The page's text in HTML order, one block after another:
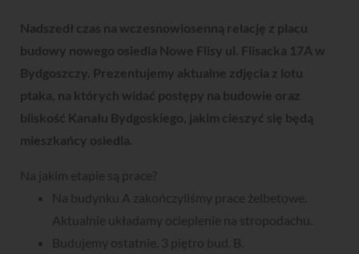
Nadszedł czas na wczesnowiosenną relację z placu
budowy nowego osiedla Nowe Flisy ul. Flisacka 17A w
Bydgoszczy. Prezentujemy aktualne zdjęcia z lotu
ptaka, na których widać postępy na budowie oraz
bliskość Kanału Bydgoskiego, jakim cieszyć się będą
mieszkańcy osiedla.
Na jakim etapie są prace?
Na budynku A zakończyliśmy prace żelbetowe.
Aktualnie układamy ocieplenie na stropodachu.
Budujemy ostatnie, 3 piętro bud. B.